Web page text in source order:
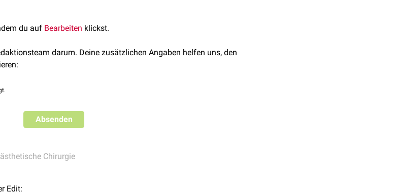
oder Manipulation im Wundgebiet möglichst unterlassen
Anstrengungen und Sport verzichtet werden.
du auf Bearbeiten klickst.
darum. Deine zusätzlichen Angaben helfen uns, den
Absenden
Chirurgie
Edit: